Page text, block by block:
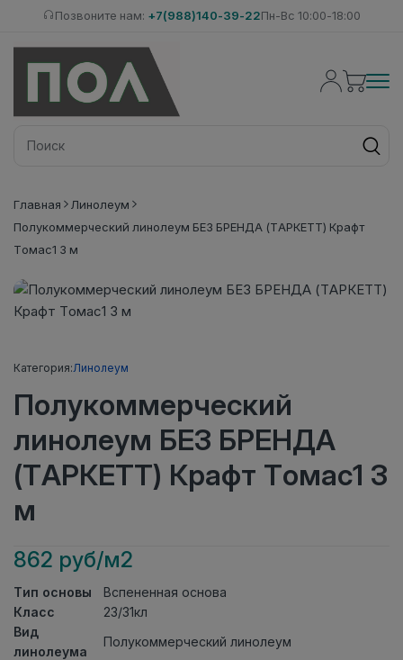
Позвоните нам: +7(988)140-39-22Пн-Вс 10:00-18:00
Главная
Линолеум
Полукоммерческий линолеум БЕЗ БРЕНДА (ТАРКЕТТ) Крафт
Томас1 3 м
Категория:Линолеум
Полукоммерческий
линолеум БЕЗ БРЕНДА
(ТАРКЕТТ) Крафт Томас1 3
м
862 руб/м2
Тип основы
Вспененная основа
Класс
23/31кл
Вид
линолеума
Полукоммерческий линолеум